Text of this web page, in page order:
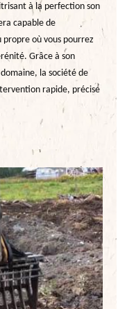
à la perfection son
capable de
où vous pourrez
Grâce à son
la société de
rapide, précise